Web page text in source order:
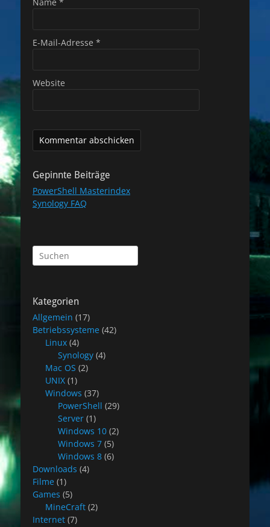
E-Mail-Adresse *
Website
Gepinnte Beiträge
PowerShell Masterindex
Synology FAQ
Suchen
nach:
Kategorien
Allgemein (17)
Betriebssysteme (42)
Linux (4)
Synology (4)
Mac OS (2)
UNIX (1)
Windows (37)
PowerShell (29)
Server (1)
Windows 10 (2)
Windows 7 (5)
Windows 8 (6)
Downloads (4)
Filme (1)
Games (5)
MineCraft (2)
Internet (7)